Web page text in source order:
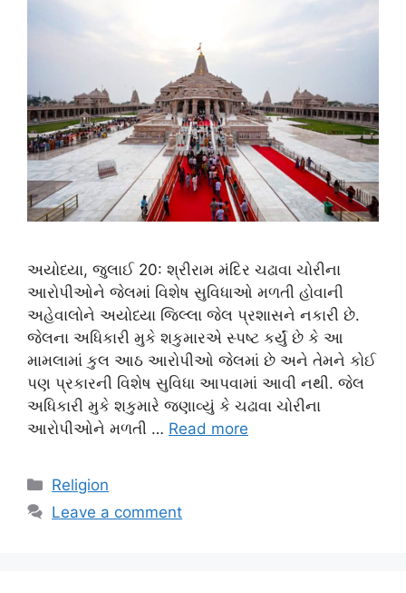
અયોધ્યા, જુલાઈ 20: શ્રીરામ મંદિર ચઢાવા ચોરીના
આરોપીઓને જેલમાં વિશેષ સુવિધાઓ મળતી હોવાની
અહેવાલોને અયોધ્યા જિલ્લા જેલ પ્રશાસને નકારી છે.
જેલના અધિકારી મુકે શકુમારએ સ્પષ્ટ કર્યું છે કે આ
મામલામાં કુલ આઠ આરોપીઓ જેલમાં છે અને તેમને કોઈ
પણ પ્રકારની વિશેષ સુવિધા આપવામાં આવી નથી. જેલ
અધિકારી મુકે શકુમારે જણાવ્યું કે ચઢાવા ચોરીના
આરોપીઓને મળતી … Read more
Categories
Religion
Leave a comment